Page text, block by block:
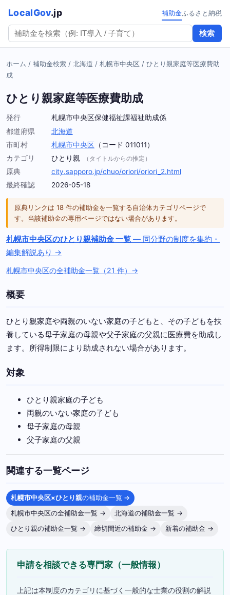
LocalGov.jp
検索
補助金ふるさと納税
ホーム / 補助金検索 / 北海道 / 札幌市中央区 / ひとり親家庭等医療費助
成
ひとり親家庭等医療費助成
発行
札幌市中央区保健福祉課福祉助成係
都道府県
北海道
市町村
札幌市中央区 （コード 011011）
カテゴリ
ひとり親 （タイトルからの推定）
原典
city.sapporo.jp/chuo/oriori/oriori_2.html
最終確認
2026-05-18
原典リンクは 18 件の補助金を一覧する自治体カテゴリページで
す。当該補助金の専用ページではない場合があります。
札幌市中央区のひとり親補助金 一覧 — 同分野の制度を集約・
編集解説あり →
札幌市中央区の全補助金一覧（21 件）→
概要
ひとり親家庭や両親のいない家庭の子どもと、その子どもを扶
養している母子家庭の母親や父子家庭の父親に医療費を助成し
ます。所得制限により助成されない場合があります。
対象
ひとり親家庭の子ども
両親のいない家庭の子ども
母子家庭の母親
父子家庭の父親
関連する一覧ページ
札幌市中央区×ひとり親の補助金一覧 →
札幌市中央区の全補助金一覧 →
北海道の補助金一覧 →
ひとり親の補助金一覧 →
締切間近の補助金 → 新着の補助金 →
申請を相談できる専門家（一般情報）
上記は本制度のカテゴリに基づく一般的な士業の役割の解説